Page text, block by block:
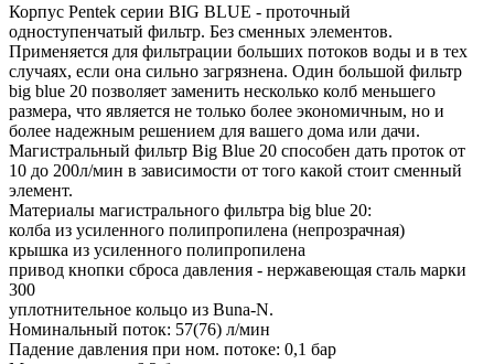
Корпус Pentek серии BIG BLUE - проточный
одноступенчатый фильтр. Без сменных элементов.
Применяется для фильтрации больших потоков воды и в тех
случаях, если она сильно загрязнена. Один большой фильтр
big blue 20 позволяет заменить несколько колб меньшего
размера, что является не только более экономичным, но и
более надежным решением для вашего дома или дачи.
Магистральный фильтр Big Blue 20 способен дать проток от
10 до 200л/мин в зависимости от того какой стоит сменный
элемент.
Материалы магистрального фильтра big blue 20:
колба из усиленного полипропилена (непрозрачная)
крышка из усиленного полипропилена
привод кнопки сброса давления - нержавеющая сталь марки
300
уплотнительное кольцо из Buna-N.
Номинальный поток: 57(76) л/мин
Падение давления при ном. потоке: 0,1 бар